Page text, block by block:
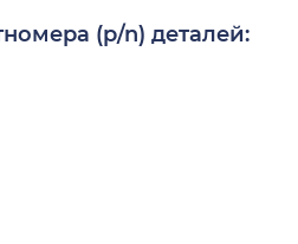
(p/n) деталей: